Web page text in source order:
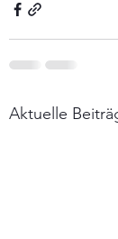
Aktuelle